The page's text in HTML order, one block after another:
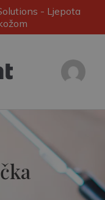
- Ljepota